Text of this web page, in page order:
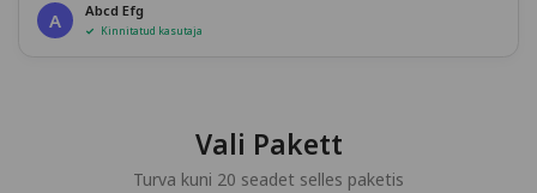
A Abcd Efg
Kinnitatud kasutaja
Vali Pakett
Turva kuni 20 seadet selles paketis